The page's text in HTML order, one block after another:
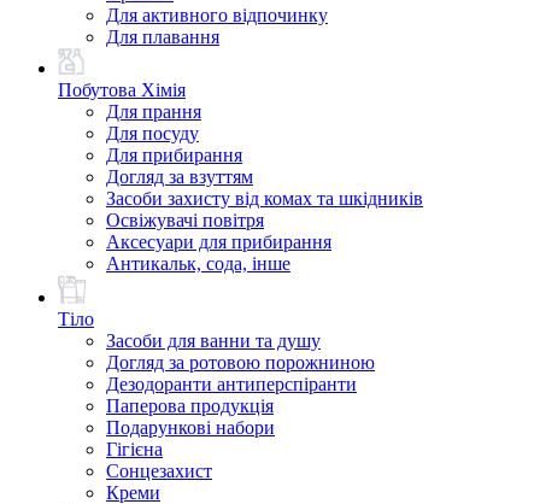
Для активного відпочинку
Для плавання
Побутова Хімія
Для прання
Для посуду
Для прибирання
Догляд за взуттям
Засоби захисту від комах та шкідників
Освіжувачі повітря
Аксесуари для прибирання
Антикальк, сода, інше
Тіло
Засоби для ванни та душу
Догляд за ротовою порожниною
Дезодоранти антиперспіранти
Паперова продукція
Подарункові набори
Гігієна
Сонцезахист
Креми